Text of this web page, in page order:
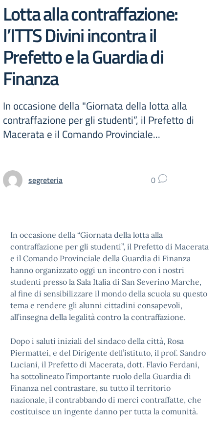
Lotta alla contraffazione:
l’ITTS Divini incontra il
Prefetto e la Guardia di
Finanza
In occasione della "Giornata della lotta alla
contraffazione per gli studenti”, il Prefetto di
Macerata e il Comando Provinciale...
segreteria 0
In occasione della “Giornata della lotta alla
contraffazione per gli studenti”, il Prefetto di Macerata
e il Comando Provinciale della Guardia di Finanza
hanno organizzato oggi un incontro con i nostri
studenti presso la Sala Italia di San Severino Marche,
al fine di sensibilizzare il mondo della scuola su questo
tema e rendere gli alunni cittadini consapevoli,
all’insegna della legalità contro la contraffazione.
Dopo i saluti iniziali del sindaco della città, Rosa
Piermattei, e del Dirigente dell’istituto, il prof. Sandro
Luciani, il Prefetto di Macerata, dott. Flavio Ferdani,
ha sottolineato l’importante ruolo della Guardia di
Finanza nel contrastare, su tutto il territorio
nazionale, il contrabbando di merci contraffatte, che
costituisce un ingente danno per tutta la comunità.